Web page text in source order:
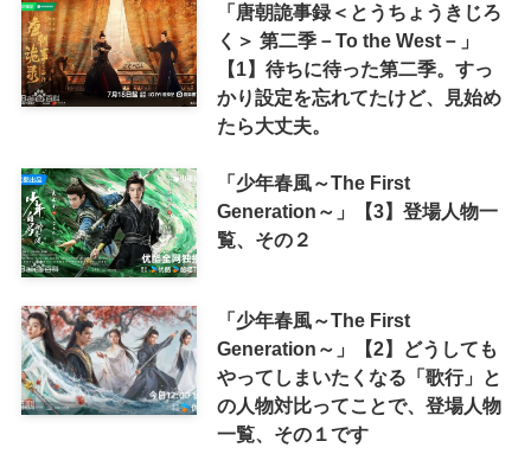
「唐朝詭事録＜とうちょうきじろ
く＞ 第二季－To the West－」
【1】待ちに待った第二季。すっ
かり設定を忘れてたけど、見始め
たら大丈夫。
「少年春風～The First
Generation～」【3】登場人物一
覧、その２
「少年春風～The First
Generation～」【2】どうしても
やってしまいたくなる「歌行」と
の人物対比ってことで、登場人物
一覧、その１です